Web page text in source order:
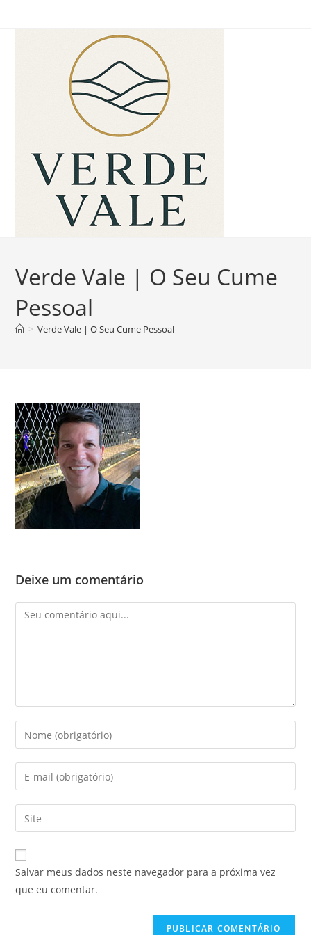
para
Verde Vale | O Seu Cume
Pessoal
> Verde Vale | O Seu Cume Pessoal
Deixe um comentário
Comentário
Digite
seu
nome
ou
de
usuário
para
comentar
Digite
seu
endereço
de
mail
para
comentar
Digite
o
URL
do
site
Salvar meus dados neste navegador para a próxima vez
que eu comentar.